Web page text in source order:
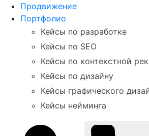
Продвижение
Портфолио
Кейсы по разработке
Кейсы по SEO
Кейсы по контекстной
Кейсы по дизайну
Кейсы графического
Кейсы нейминга